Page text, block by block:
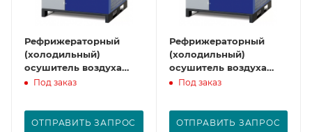
Рефрижераторный
(холодильный)
осушитель воздуха
CDX300
Под заказ
ОТПРАВИТЬ ЗАПРОС
Рефрижераторный
(холодильный)
осушитель воздуха
CDX350
Под заказ
ОТПРАВИТЬ ЗАПРОС